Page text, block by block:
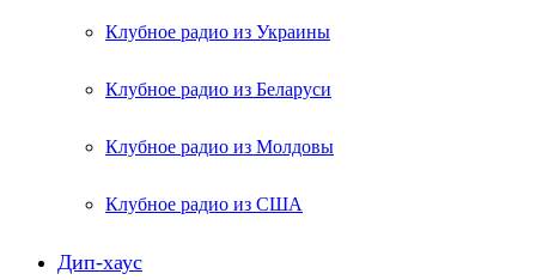
Клубное радио из Украины
Клубное радио из Беларуси
Клубное радио из Молдовы
Клубное радио из США
Дип-хаус